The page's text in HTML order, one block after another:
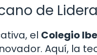
de
el Colegio
Aquí, la